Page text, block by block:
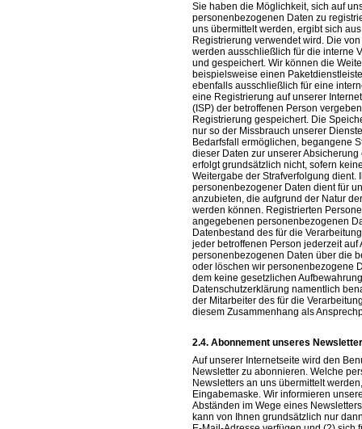
Sie haben die Möglichkeit, sich auf
personenbezogenen Daten zu
uns übermittelt werden, ergibt sich
Registrierung verwendet wird. Die
werden ausschließlich für die interne
und gespeichert. Wir können die
beispielsweise einen
ebenfalls ausschließlich für eine
eine Registrierung auf unserer
(ISP) der betroffenen Person
Registrierung gespeichert. Die
nur so der Missbrauch unserer
Bedarfsfall ermöglichen, begangene
dieser Daten zur unserer
erfolgt grundsätzlich nicht, sofern
Weitergabe der Strafverfolgung
personenbezogener Daten dient für
anzubieten, die aufgrund der Natur
werden können. Registrierten
angegebenen personenbezogenen
Datenbestand des für die
jeder betroffenen Person jederzeit auf
personenbezogenen Daten über die
oder löschen wir personenbezogene
dem keine gesetzlichen
Datenschutzerklärung namentlich
der Mitarbeiter des für die
diesem Zusammenhang als
Abonnement unseres
Auf unserer Internetseite wird den
Newsletter zu abonnieren. Welche
Newsletters an uns übermittelt
Eingabemaske. Wir informieren
Abständen im Wege eines
kann von Ihnen grundsätzlich nur